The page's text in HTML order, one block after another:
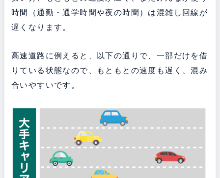
時間（通勤・通学時間や夜の時間）は混雑し回線が
遅くなります。
高速道路に例えると、以下の通りで、一部だけを借
りている状態なので、もともとの速度も遅く、混み
合いやすいです。